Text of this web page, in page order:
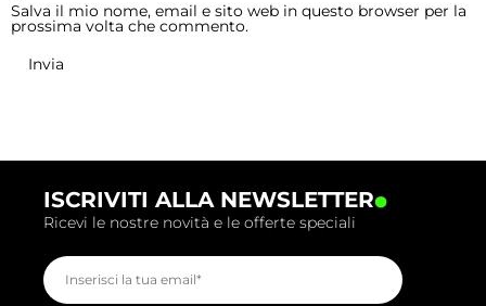
Salva il mio nome, email e sito web in questo browser per la
prossima volta che commento.
ISCRIVITI ALLA NEWSLETTER.
Ricevi le nostre novità e le offerte speciali